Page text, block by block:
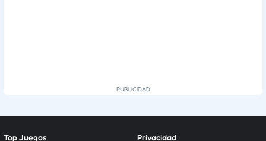
Top Juegos Privacidad